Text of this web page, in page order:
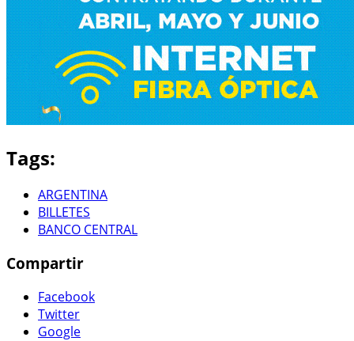
Tags:
ARGENTINA
BILLETES
BANCO CENTRAL
Compartir
Facebook
Twitter
Google